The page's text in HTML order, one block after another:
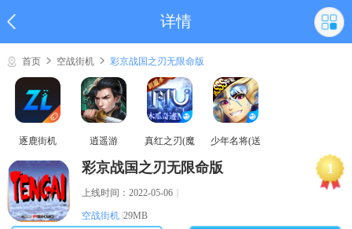
详情
首页 空战街机 彩京战国之刃无限命版
逐鹿街机 逍遥游
真红之刃(魔
少年名将(送
1
彩京战国之刃无限命版
上线时间：2022-05-06｜
空战街机 29MB